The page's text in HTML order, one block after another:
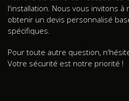
l'installation. Nous vous invitons
obtenir un devis personnalisé
spécifiques.
Pour toute autre question,
Votre sécurité est notre priorité !